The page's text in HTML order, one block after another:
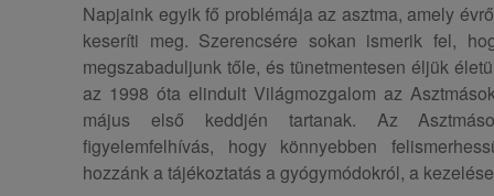
Napjaink egyik fő problémája az asztma, amely
keseríti meg. Szerencsére sokan ismerik fel,
megszabaduljunk tőle, és tünetmentesen éljük
az 1998 óta elindult Világmozgalom az
május első keddjén tartanak. Az
figyelemfelhívás, hogy könnyebben
hozzánk a tájékoztatás a gyógymódokról, a